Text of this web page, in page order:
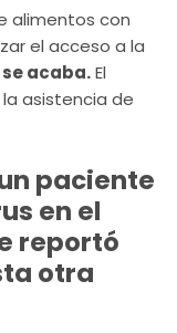
alimentos con
el acceso a la
se acaba.El
asistencia de
paciente
en el
reportó
otra